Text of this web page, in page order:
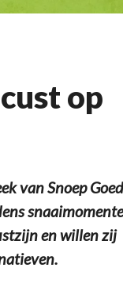
op
van Snoep
en willen zij